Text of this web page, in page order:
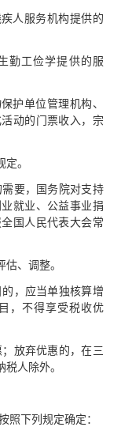
人服务机构提供的
勤工俭学提供的服
护单位管理机构、
动的门票收入，宗
。
要，国务院对支持
就业、公益事业捐
国人民代表大会常
、调整。
，应当单独核算增
，不得享受税收优
放弃优惠的，在三
人除外。
照下列规定确定：